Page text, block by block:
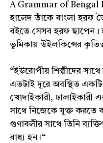
A Grammar of Bengal
হালেদ তাঁকে বাংলা হরফ
বইতে সেসব হরফ ছাপেন।
ভূমিকায় উইলকিন্সের
“ইউরোপীয় শিল্পীদের
এতটাই দূরে অবস্থিত
খোদাইকারী, ঢালাইকারী
সাথে নিজেকে যুক্ত করতে
গুণাবলীর সাথে তিনি
বাধ্য হন।“